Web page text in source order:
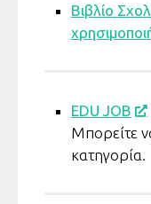
Βιβλίο
EDU JOB
Μπορείτε
κατηγορία.